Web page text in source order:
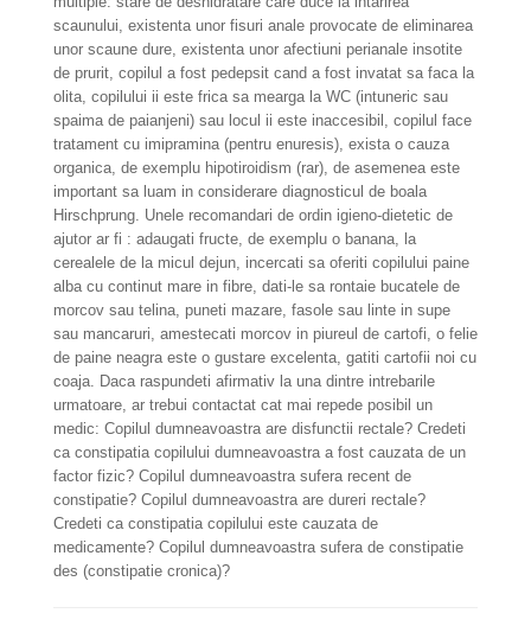
scaunului, existenta unor fisuri anale provocate de eliminarea
unor scaune dure, existenta unor afectiuni perianale insotite
de prurit, copilul a fost pedepsit cand a fost invatat sa faca la
olita, copilului ii este frica sa mearga la WC (intuneric sau
spaima de paianjeni) sau locul ii este inaccesibil, copilul face
tratament cu imipramina (pentru enuresis), exista o cauza
organica, de exemplu hipotiroidism (rar), de asemenea este
important sa luam in considerare diagnosticul de boala
Hirschprung. Unele recomandari de ordin igieno-dietetic de
ajutor ar fi : adaugati fructe, de exemplu o banana, la
cerealele de la micul dejun, incercati sa oferiti copilului paine
alba cu continut mare in fibre, dati-le sa rontaie bucatele de
morcov sau telina, puneti mazare, fasole sau linte in supe
sau mancaruri, amestecati morcov in piureul de cartofi, o felie
de paine neagra este o gustare excelenta, gatiti cartofii noi cu
coaja. Daca raspundeti afirmativ la una dintre intrebarile
urmatoare, ar trebui contactat cat mai repede posibil un
medic: Copilul dumneavoastra are disfunctii rectale? Credeti
ca constipatia copilului dumneavoastra a fost cauzata de un
factor fizic? Copilul dumneavoastra sufera recent de
constipatie? Copilul dumneavoastra are dureri rectale?
Credeti ca constipatia copilului este cauzata de
medicamente? Copilul dumneavoastra sufera de constipatie
des (constipatie cronica)?